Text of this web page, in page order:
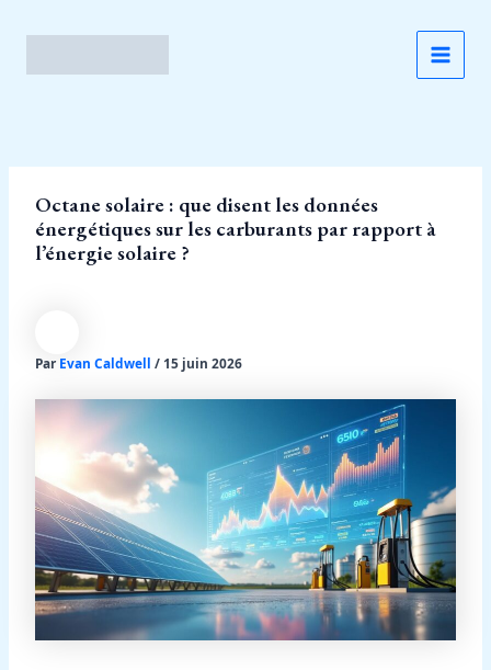
Octane solaire : que disent les données
énergétiques sur les carburants par rapport à
l’énergie solaire ?
Par Evan Caldwell / 15 juin 2026